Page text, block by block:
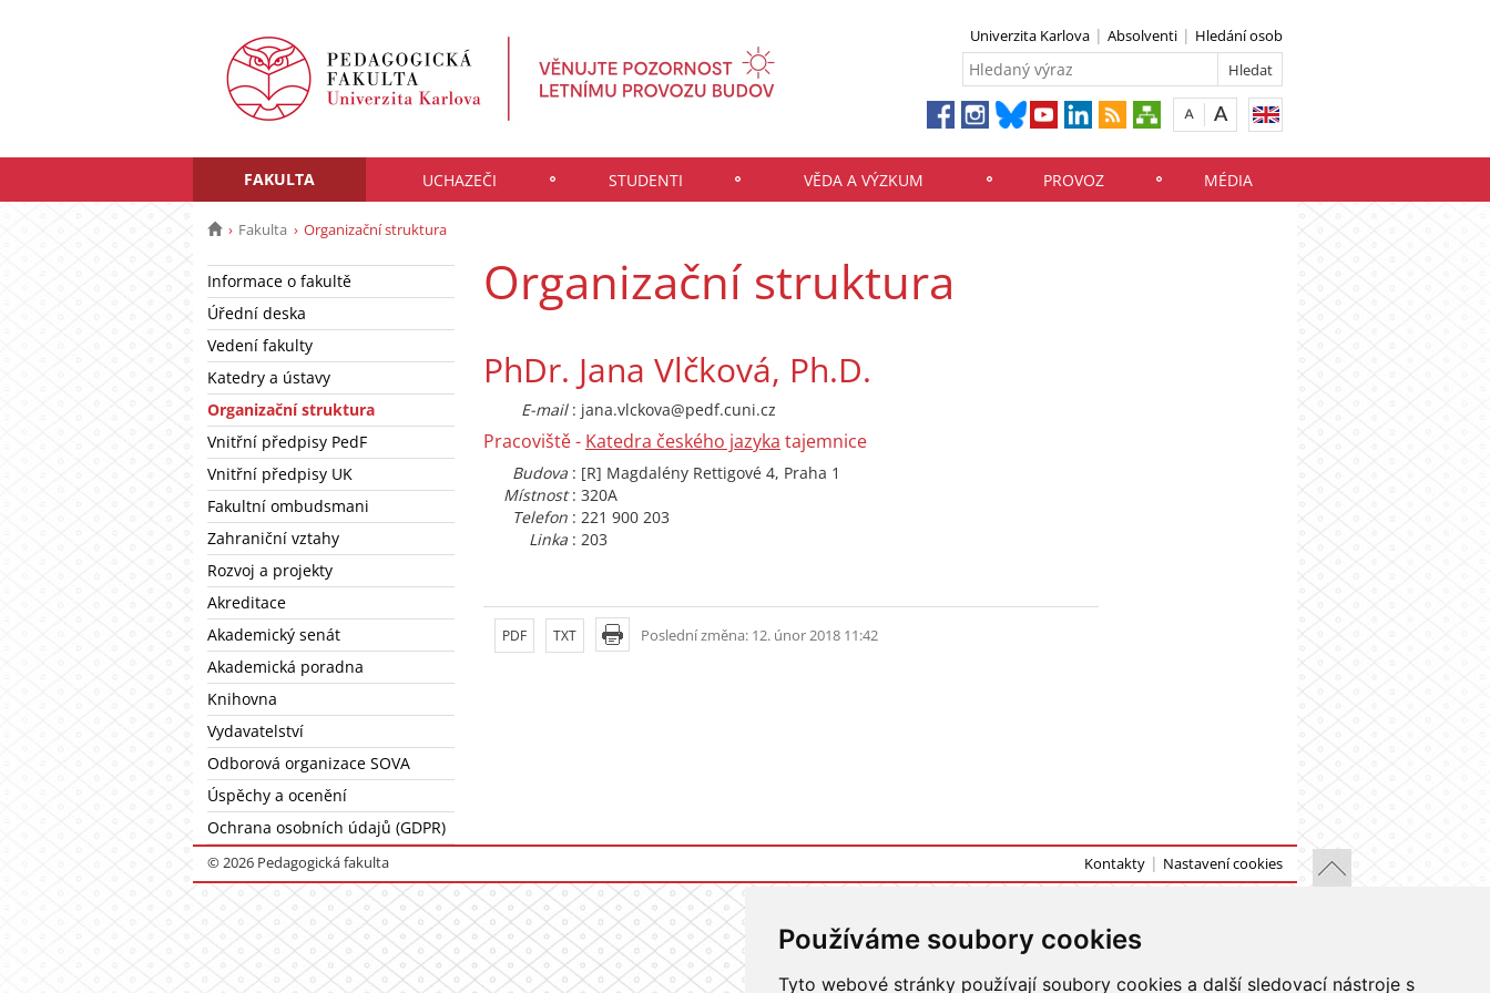
Používáme soubory cookies
Tyto webové stránky používají soubory cookies a další sledovací nástroje s
Univerzita Karlova Absolventi Hledání osob
FAKULTA UCHAZEČI STUDENTI VĚDA A VÝZKUM PROVOZ MÉDIA
Fakulta Organizační struktura
Informace o fakultě
Úřední deska
Vedení fakulty
Katedry a ústavy
Organizační struktura
Vnitřní předpisy PedF
Vnitřní předpisy UK
Fakultní ombudsmani
Zahraniční vztahy
Rozvoj a projekty
Akreditace
Akademický senát
Akademická poradna
Knihovna
Vydavatelství
Odborová organizace SOVA
Úspěchy a ocenění
Ochrana osobních údajů (GDPR)
Organizační struktura
PhDr. Jana Vlčková, Ph.D.
E-mail : jana.vlckova@pedf.cuni.cz
Pracoviště - Katedra českého jazyka tajemnice
Budova : [R] Magdalény Rettigové 4, Praha 1
Místnost : 320A
Telefon : 221 900 203
Linka : 203
Poslední změna: 12. únor 2018 11:42
PDF TXT
© 2026 Pedagogická fakulta Kontakty Nastavení cookies